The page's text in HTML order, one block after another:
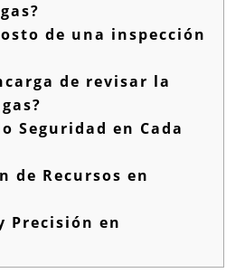
de una inspección
de revisar la
Seguridad en Cada
de Recursos en
Precisión en